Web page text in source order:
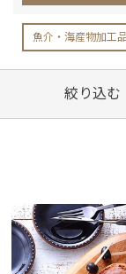
魚介・海産物加工
絞り込む